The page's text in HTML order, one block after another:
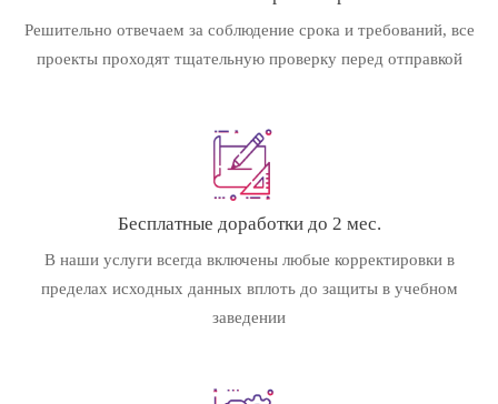
Решительно отвечаем за соблюдение срока и требований, все
проекты проходят тщательную проверку перед отправкой
Бесплатные доработки до 2 мес.
В наши услуги всегда включены любые корректировки в
пределах исходных данных вплоть до защиты в учебном
заведении